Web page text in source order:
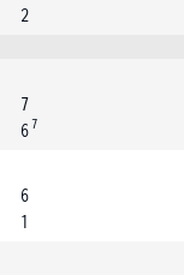
2
7
67
6
1